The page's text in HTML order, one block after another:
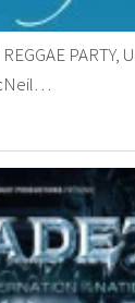
PARTY,